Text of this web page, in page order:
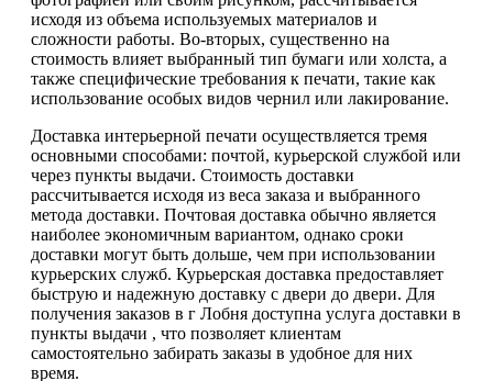
исходя из объема используемых материалов и
сложности работы. Во-вторых, существенно на
стоимость влияет выбранный тип бумаги или холста, а
также специфические требования к печати, такие как
использование особых видов чернил или лакирование.
Доставка интерьерной печати осуществляется тремя
основными способами: почтой, курьерской службой или
через пункты выдачи. Стоимость доставки
рассчитывается исходя из веса заказа и выбранного
метода доставки. Почтовая доставка обычно является
наиболее экономичным вариантом, однако сроки
доставки могут быть дольше, чем при использовании
курьерских служб. Курьерская доставка предоставляет
быструю и надежную доставку с двери до двери. Для
получения заказов в г Лобня доступна услуга доставки в
пункты выдачи , что позволяет клиентам
самостоятельно забирать заказы в удобное для них
время.